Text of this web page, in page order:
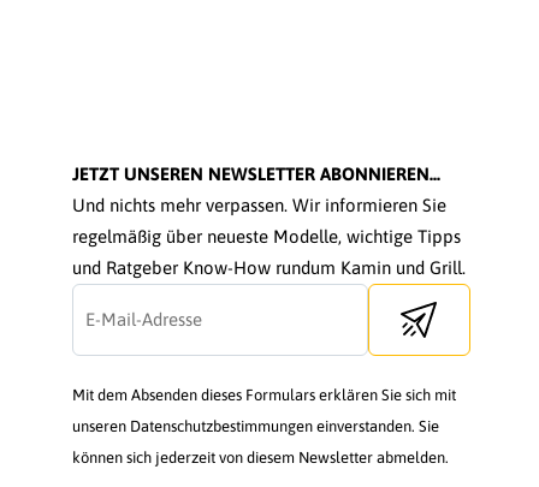
JETZT UNSEREN NEWSLETTER ABONNIEREN...
Und nichts mehr verpassen. Wir informieren Sie
regelmäßig über neueste Modelle, wichtige Tipps
und Ratgeber Know-How rundum Kamin und Grill.
Send newsletter
Mit dem Absenden dieses Formulars erklären Sie sich mit
unseren Datenschutzbestimmungen einverstanden. Sie
können sich jederzeit von diesem Newsletter abmelden.